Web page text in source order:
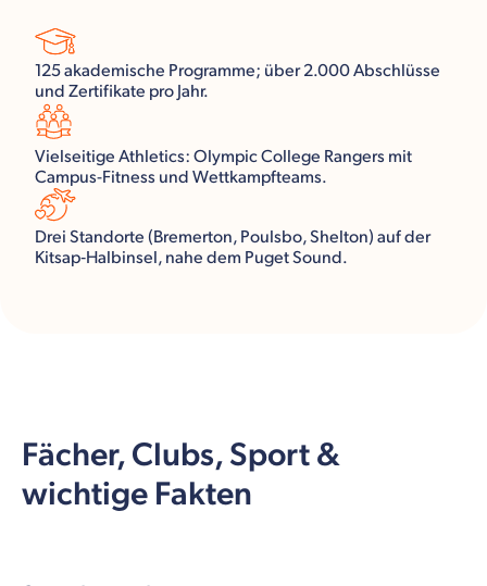
125 akademische Programme; über 2.000 Abschlüsse
und Zertifikate pro Jahr.
Vielseitige Athletics: Olympic College Rangers mit
Campus-Fitness und Wettkampfteams.
Drei Standorte (Bremerton, Poulsbo, Shelton) auf der
Kitsap‑Halbinsel, nahe dem Puget Sound.
Fächer, Clubs, Sport &
wichtige Fakten